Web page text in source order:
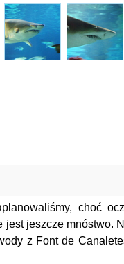
choć
jeszcze mnóstwo.
z Font de